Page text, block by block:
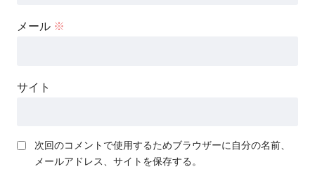
メール ※
サイト
次回のコメントで使用するためブラウザーに自分の名前、
メールアドレス、サイトを保存する。